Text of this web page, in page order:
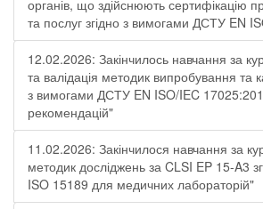
органів, що здійснюють сертифікацію
та послуг згідно з вимогами ДСТУ EN
12.02.2026: Закінчилось навчання за
та валідація методик випробування та
з вимогами ДСТУ EN ISO/IEC
рекомендацій"
11.02.2026: Закінчилося навчання за
методик досліджень за CLSI EP 15-A3
ISO 15189 для медичних лабораторій"